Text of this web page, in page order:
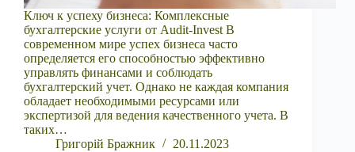
Ключ к успеху бизнеса: Комплексные
бухгалтерские услуги от Audit-Invest В
современном мире успех бизнеса часто
определяется его способностью эффективно
управлять финансами и соблюдать
бухгалтерский учет. Однако не каждая компания
обладает необходимыми ресурсами или
экспертизой для ведения качественного учета. В
таких…
Григорій Бражник
20.11.2023